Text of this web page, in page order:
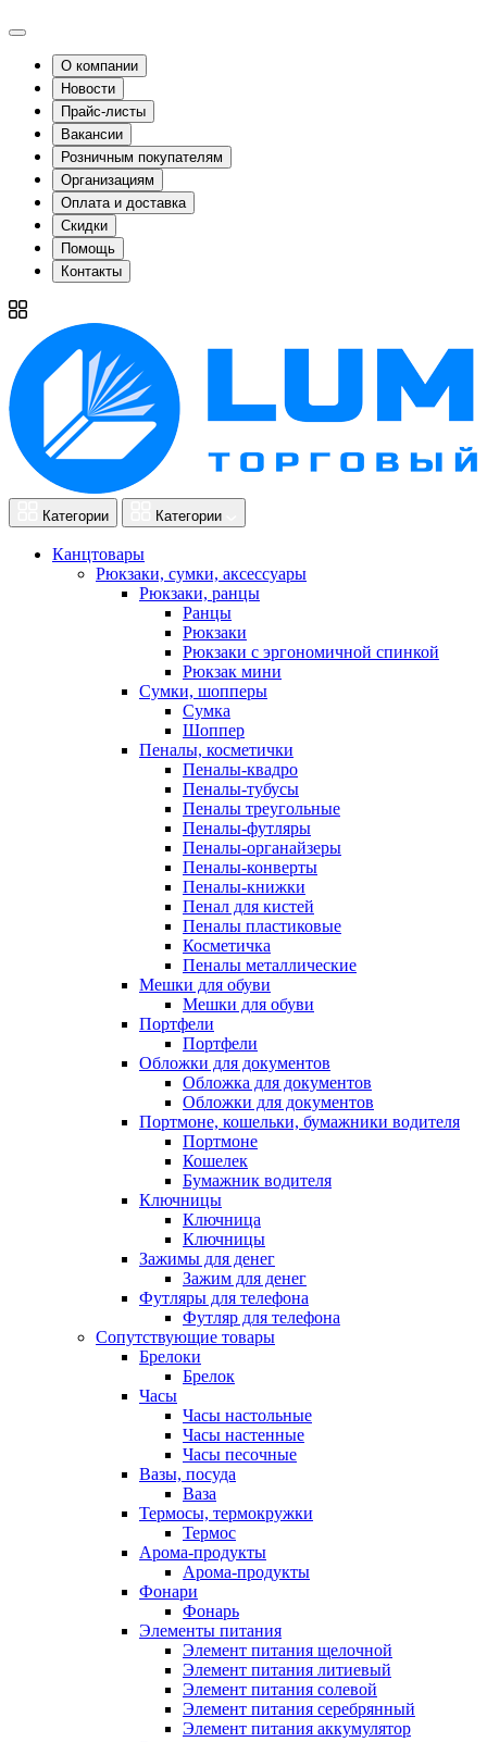
О компании
Новости
Прайс-листы
Вакансии
Розничным покупателям
Организациям
Оплата и доставка
Скидки
Помощь
Контакты
Категории Категории
Канцтовары
Рюкзаки, сумки, аксессуары
Рюкзаки, ранцы
Ранцы
Рюкзаки
Рюкзаки с эргономичной спинкой
Рюкзак мини
Сумки, шопперы
Сумка
Шоппер
Пеналы, косметички
Пеналы-квадро
Пеналы-тубусы
Пеналы треугольные
Пеналы-футляры
Пеналы-органайзеры
Пеналы-конверты
Пеналы-книжки
Пенал для кистей
Пеналы пластиковые
Косметичка
Пеналы металлические
Мешки для обуви
Мешки для обуви
Портфели
Портфели
Обложки для документов
Обложка для документов
Обложки для документов
Портмоне, кошельки, бумажники водителя
Портмоне
Кошелек
Бумажник водителя
Ключницы
Ключница
Ключницы
Зажимы для денег
Зажим для денег
Футляры для телефона
Футляр для телефона
Сопутствующие товары
Брелоки
Брелок
Часы
Часы настольные
Часы настенные
Часы песочные
Вазы, посуда
Ваза
Термосы, термокружки
Термос
Арома-продукты
Арома-продукты
Фонари
Фонарь
Элементы питания
Элемент питания щелочной
Элемент питания литиевый
Элемент питания солевой
Элемент питания серебрянный
Элемент питания аккумулятор